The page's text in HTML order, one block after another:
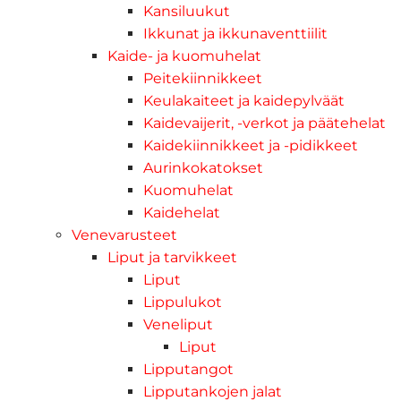
Kansiluukut
Ikkunat ja ikkunaventtiilit
Kaide- ja kuomuhelat
Peitekiinnikkeet
Keulakaiteet ja kaidepylväät
Kaidevaijerit, -verkot ja päätehelat
Kaidekiinnikkeet ja -pidikkeet
Aurinkokatokset
Kuomuhelat
Kaidehelat
Venevarusteet
Liput ja tarvikkeet
Liput
Lippulukot
Veneliput
Liput
Lipputangot
Lipputankojen jalat